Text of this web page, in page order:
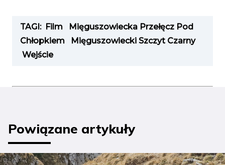
TAGI: Film
Mięguszowiecka Przełęcz Pod
Chłopkiem
Mięguszowiecki Szczyt Czarny
Wejście
Powiązane artykuły